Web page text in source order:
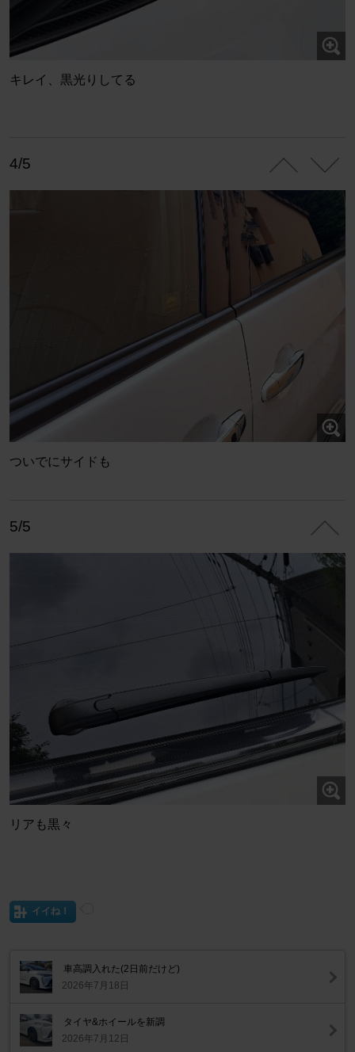
キレイ、黒光りしてる
4/5
ついでにサイドも
5/5
リアも黒々
イイね！
車高調入れた(2日前だけど)
2026年7月18日
タイヤ&ホイールを新調
2026年7月12日